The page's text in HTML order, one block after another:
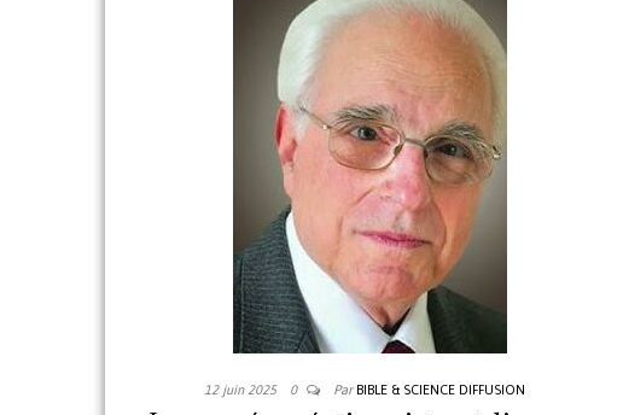
12 juin 2025 0 Par BIBLE & SCIENCE DIFFUSION